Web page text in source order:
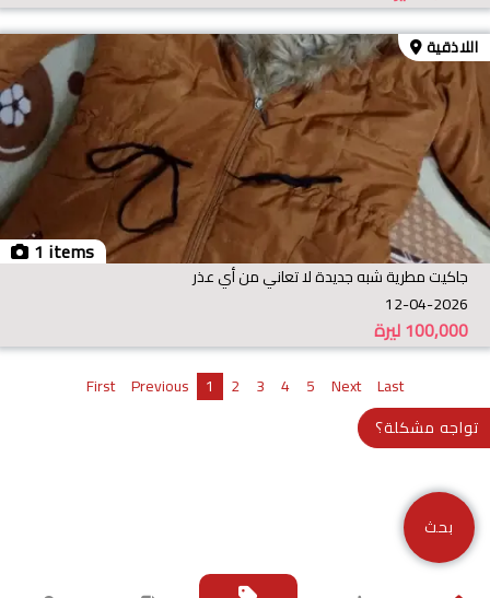
1 items
اللاذقية
جاكيت مطرية شبه جديدة لا تعاني من أي عذر
12-04-2026
ليرة100,000
First Previous 1 2 3 4 5 Next Last
بحث
تواجه مشكلة؟